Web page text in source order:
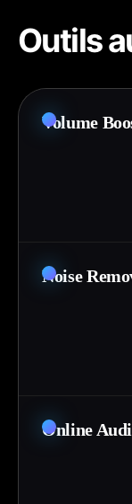
Outils
Volume
Noise
Online